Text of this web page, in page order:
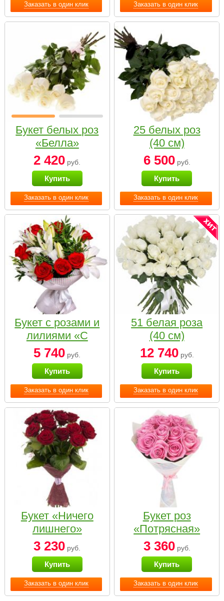
Заказать в один клик Заказать в один клик
Заказать в один клик
Букет белых роз
«Белла»
2 420 руб.
Купить
Заказать в один клик
25 белых роз
(40 см)
6 500руб.
Купить
Заказать в один клик
Букет с розами и
лилиями «С
наилучшими
пожеланиями»
5 740 руб.
Купить
Заказать в один клик
51 белая роза
(40 см)
12 740руб.
Купить
Заказать в один клик
Букет «Ничего
лишнего»
3 230 руб.
Купить
Заказать в один клик
Букет роз
«Потрясная»
3 360руб.
Купить